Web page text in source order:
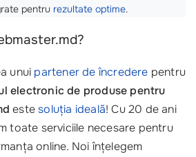
pentru rezultate optime.
unui partener de încredere pentru
electronic de produse pentru
estesoluția ideală! Cu 20 de ani
toate serviciile necesare pentru
online. Noi înțelegem